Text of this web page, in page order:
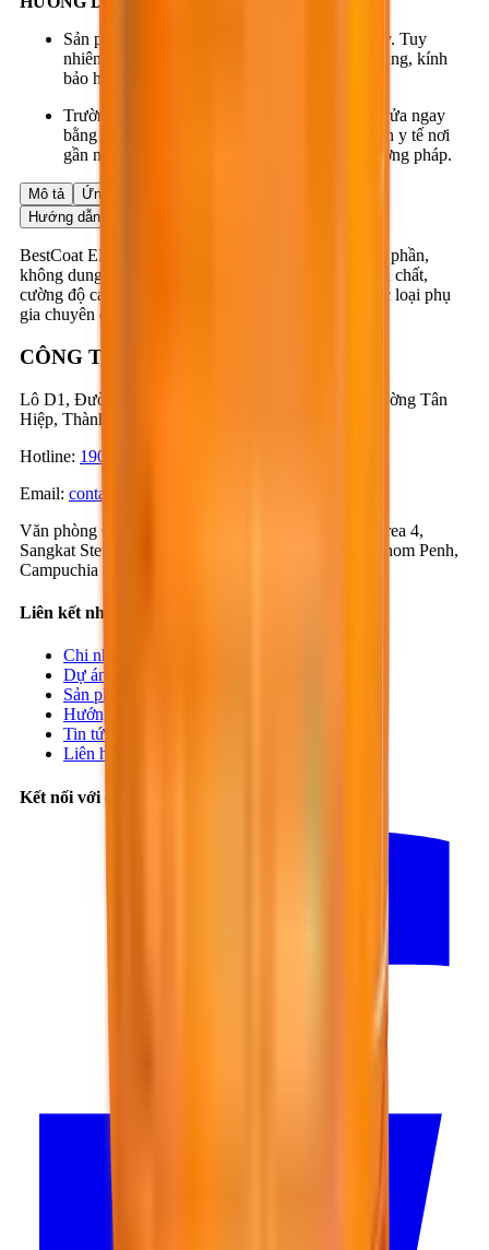
Sản phẩm không thuộc loại nguy hiểm, dễ cháy. Tuy
nhiên, khi thi công nên mang găng tay, khẩu trang, kính
bảo hộ.
Trường hợp bị văng vào mắt, mũi, miệng phải rửa ngay
bằng nước sạch nhiều lần trước khi đến cơ quan y tế nơi
gần nhất để được điều trị kịp thời và đúng phương pháp.
Mô tả Ứng dụng
Hướng dẫn ứng dụng
BestCoat EP609 là sơn epoxy tự san phẳng, ba thành phần,
không dung môi, được cấu tạo từ nhựa epoxy nguyên chất,
cường độ cao, cốt liệu khoáng silicate chọn lọc và các loại phụ
gia chuyên dụng khác.
CÔNG TY CỔ PHẦN BESTMIX
Lô D1, Đường D1 & N3, KCN Nam Tân Uyên, Phường Tân
Hiệp, Thành phố Hồ Chí Minh, Việt Nam
Hotline: 1900-57-1234
Email: contact@bestmix.vn
Văn phòng Campuchia
Số 1K, Đường 371, Phum Trea 4,
Sangkat Steung Mean Chey 3, Khan Mean Chey, Phnom Penh,
Campuchia
Liên kết nhanh
Chi nhánh
Dự án
Sản phẩm
Hướng dẫn
Tin tức
Liên hệ
Kết nối với chúng tôi